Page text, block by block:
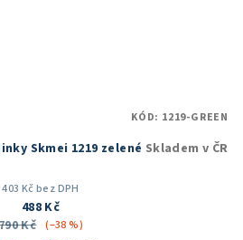
Skmei 1219 zelené Skladem v ČR
403 Kč bez DPH
488 Kč
Kč (–38 %)
KÓD: 1219-GREEN